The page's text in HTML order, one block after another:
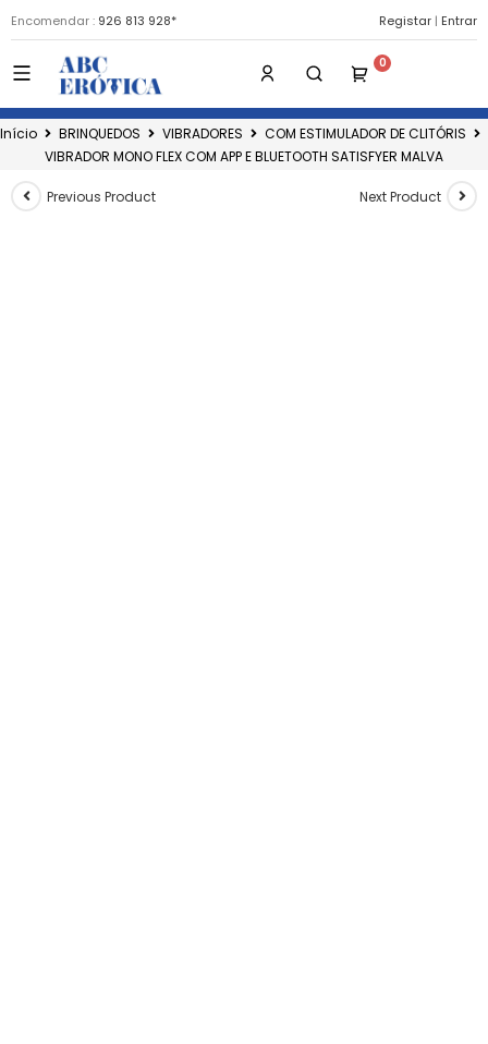
Encomendar : 926 813 928* Registar | Entrar
Início BRINQUEDOS VIBRADORES
COM ESTIMULADOR DE CLITÓRIS
VIBRADOR MONO FLEX COM APP E BLUETOOTH SATISFYER MALVA
Previous Product Next Product